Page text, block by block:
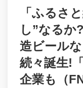
「ふるさ
し”なるか
造ビール
続々誕生!
企業も（